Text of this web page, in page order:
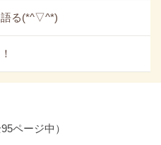
語る(*^▽^*)
ページ中）